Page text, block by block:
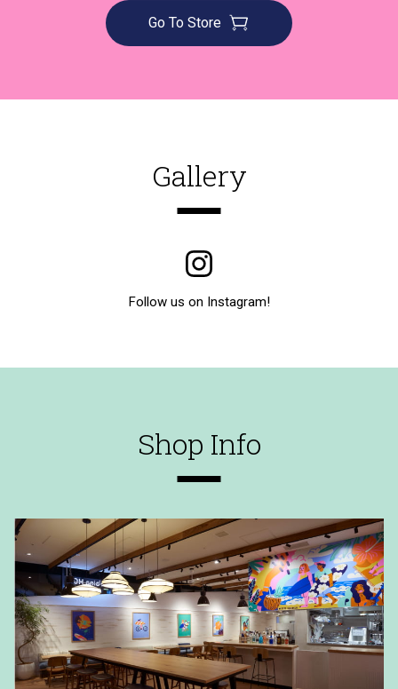
Go To Store
Gallery
Follow us on Instagram!
Shop Info